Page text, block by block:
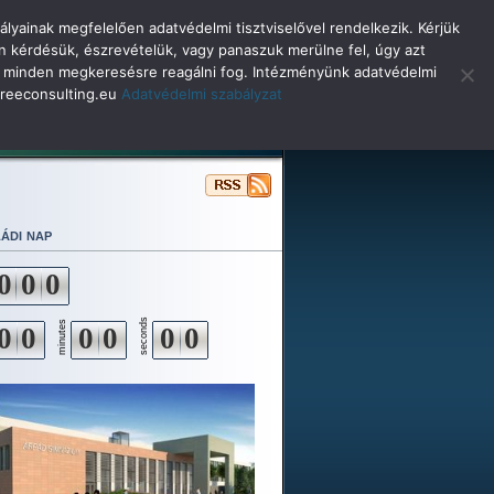
nap
0 0
0 minutes 0 0 seconds 0 0
megfelelően adatvédelmi tisztviselővel rendelkezik. Kérjük
kérdésük, észrevételük, vagy panaszuk merülne fel, úgy azt
megkeresésre reagálni fog. Intézményünk adatvédelmi
Adatvédelmi szabályzat